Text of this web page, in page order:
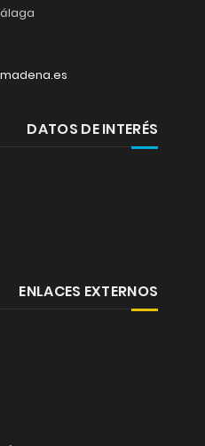
DATOS DE INTERÉS
ENLACES EXTERNOS